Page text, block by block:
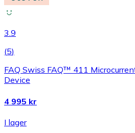
3.9
(5)
FAQ Swiss FAQ™ 411
Device
4 995 kr
I lager